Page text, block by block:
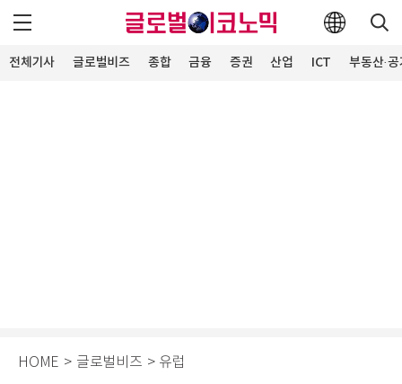
전체기사 글로벌비즈 종합 금융 증권 산업 ICT 부동산·
HOME > 글로벌비즈 > 유럽